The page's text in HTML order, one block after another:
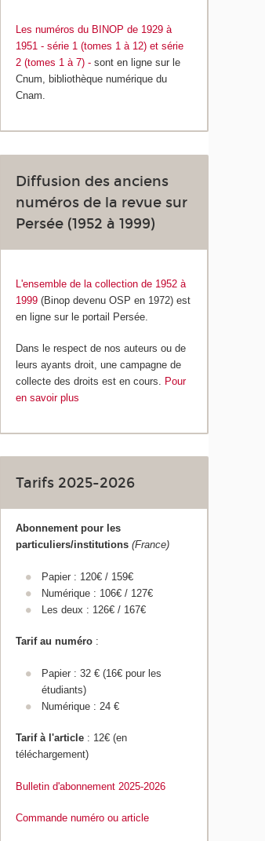
Les numéros du BINOP de 1929 à
1951 - série 1 (tomes 1 à 12) et série
2 (tomes 1 à 7) - sont en ligne sur le
Cnum, bibliothèque numérique du
Cnam.
Diffusion des anciens
numéros de la revue sur
Persée (1952 à 1999)
L'ensemble de la collection de 1952 à
1999 (Binop devenu OSP en 1972) est
en ligne sur le portail Persée.
Dans le respect de nos auteurs ou de
leurs ayants droit, une campagne de
collecte des droits est en cours. Pour
en savoir plus
Tarifs 2025-2026
Abonnement pour les
particuliers/institutions(France)
Papier : 120€ / 159€
Numérique : 106€ / 127€
Les deux : 126€ / 167€
Tarif au numéro :
Papier : 32 € (16€ pour les
étudiants)
Numérique : 24 €
Tarif à l'article : 12€ (en
téléchargement)
Bulletin d'abonnement 2025-2026
Commande numéro ou article